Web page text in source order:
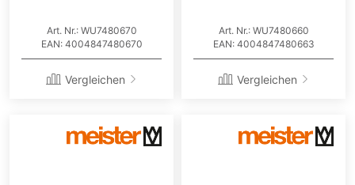
Art. Nr.: WU7480670
EAN: 4004847480670
Vergleichen
Art. Nr.: WU7480660
EAN: 4004847480663
Vergleichen